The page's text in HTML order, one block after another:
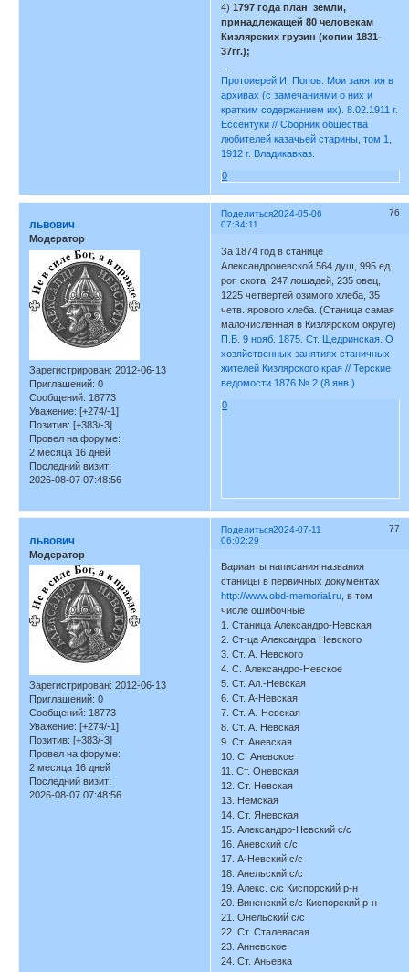
4)1797 года план земли,
принадлежащей 80 человекам
Кизлярских грузин (копии 1831-
37гг.);
….
Протоиерей И. Попов. Мои занятия в
архивах (с замечаниями о них и
кратким содержанием их). 8.02.1911 г.
Ессентуки // Сборник общества
любителей казачьей старины, том 1,
1912 г. Владикавказ.
0
Поделиться 76
2024-05-06
07:34:11
львович
Модератор
Зарегистрирован: 2012-06-13
Приглашений: 0
Сообщений: 18773
Уважение: [+274/-1]
Позитив: [+383/-3]
Провел на форуме:
2 месяца 16 дней
Последний визит:
2026-08-07 07:48:56
За 1874 год в станице
Александроневской 564 душ, 995 ед.
рог. скота, 247 лошадей, 235 овец,
1225 четвертей озимого хлеба, 35
четв. ярового хлеба. (Станица самая
малочисленная в Кизлярском округе)
П.Б. 9 нояб. 1875. Ст. Щедринская. О
хозяйственных занятиях станичных
жителей Кизлярского края // Терские
ведомости 1876 № 2 (8 янв.)
0
Поделиться 77
2024-07-11
06:02:29
львович
Модератор
Зарегистрирован: 2012-06-13
Приглашений: 0
Сообщений: 18773
Уважение: [+274/-1]
Позитив: [+383/-3]
Провел на форуме:
2 месяца 16 дней
Последний визит:
2026-08-07 07:48:56
Варианты написания названия
станицы в первичных документах
http://www.obd-memorial.ru , в том
числе ошибочные
1. Станица Александро-Невская
2. Ст-ца Александра Невского
3. Ст. А. Невского
4. С. Александро-Невское
5. Ст. Ал.-Невская
6. Ст. А-Невская
7. Ст. А.-Невская
8. Ст. А. Невская
9. Ст. Аневская
10. С. Аневское
11. Ст. Оневская
12. Ст. Невская
13. Немская
14. Ст. Яневская
15. Александро-Невский с/с
16. Аневский с/с
17. А-Невский с/с
18. Анельский с/с
19. Алекс. с/с Киспорский р-н
20. Виненский с/с Киспорский р-н
21. Онельский с/с
22. Ст. Сталевасая
23. Анневское
24. Ст. Аньевка